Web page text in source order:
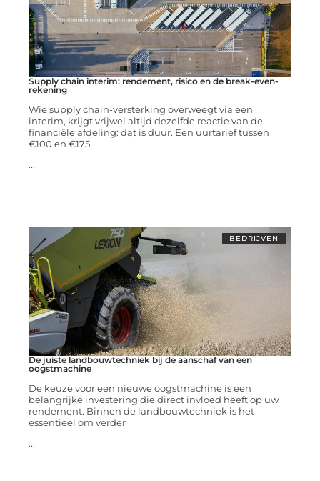
Supply chain interim: rendement, risico en de break-even-
rekening
Wie supply chain-versterking overweegt via een
interim, krijgt vrijwel altijd dezelfde reactie van de
financiële afdeling: dat is duur. Een uurtarief tussen
€100 en €175
...
BEDRIJVEN
De juiste landbouwtechniek bij de aanschaf van een
oogstmachine
De keuze voor een nieuwe oogstmachine is een
belangrijke investering die direct invloed heeft op uw
rendement. Binnen de landbouwtechniek is het
essentieel om verder
...